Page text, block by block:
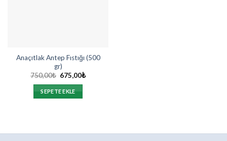
Anaçıtlak Antep Fıstığı (500
gr)
750,00₺ Orijinal
fiyat:
750,00₺.
675,00₺Şu
SEPETE EKLE